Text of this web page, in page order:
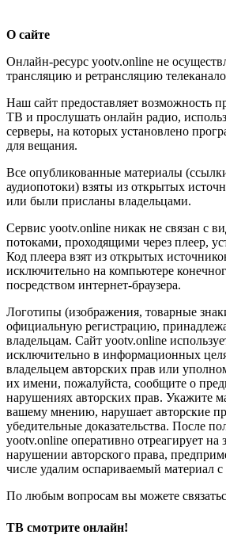
О сайте
Онлайн-ресурс yootv.online не
трансляцию и ретрансляцию
Наш сайт предоставляет возможность
ТВ и прослушать онлайн радио,
серверы, на которых установлено
для вещания.
Все опубликованные материалы
аудиопотоки) взяты из открытых
или были присланы владельцами.
Сервис yootv.online никак не связан с
потоками, проходящими через плеер,
Код плеера взят из открытых
исключительно на компьютере
посредством интернет-браузера.
Логотипы (изображения, товарные
официальную регистрацию,
владельцам. Сайт yootv.online
исключительно в информационных
владельцем авторских прав или
их имени, пожалуйста, сообщите о
нарушениях авторских прав. Укажите
вашему мнению, нарушает авторские
убедительные доказательства. После
yootv.online оперативно отреагирует на
нарушении авторского права,
числе удалим оспариваемый материал с
По любым вопросам вы можете
ТВ смотрите онлайн!